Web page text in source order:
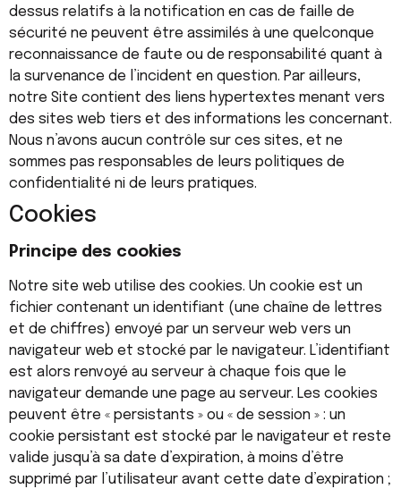
dessus relatifs à la notification en cas de faille de
sécurité ne peuvent être assimilés à une quelconque
reconnaissance de faute ou de responsabilité quant à
la survenance de l’incident en question. Par ailleurs,
notre Site contient des liens hypertextes menant vers
des sites web tiers et des informations les concernant.
Nous n’avons aucun contrôle sur ces sites, et ne
sommes pas responsables de leurs politiques de
confidentialité ni de leurs pratiques.
Cookies
Principe des cookies
Notre site web utilise des cookies. Un cookie est un
fichier contenant un identifiant (une chaîne de lettres
et de chiffres) envoyé par un serveur web vers un
navigateur web et stocké par le navigateur. L’identifiant
est alors renvoyé au serveur à chaque fois que le
navigateur demande une page au serveur. Les cookies
peuvent être « persistants » ou « de session » : un
cookie persistant est stocké par le navigateur et reste
valide jusqu’à sa date d’expiration, à moins d’être
supprimé par l’utilisateur avant cette date d’expiration ;